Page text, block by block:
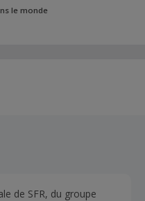
le monde
de SFR, du groupe